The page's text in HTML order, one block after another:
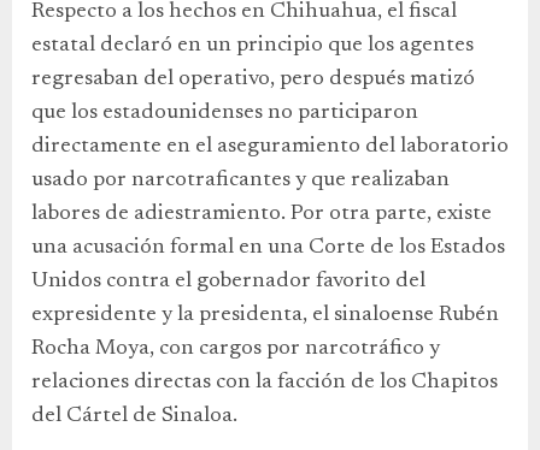
Respecto a los hechos en Chihuahua, el fiscal
estatal declaró en un principio que los agentes
regresaban del operativo, pero después matizó
que los estadounidenses no participaron
directamente en el aseguramiento del laboratorio
usado por narcotraficantes y que realizaban
labores de adiestramiento. Por otra parte, existe
una acusación formal en una Corte de los Estados
Unidos contra el gobernador favorito del
expresidente y la presidenta, el sinaloense Rubén
Rocha Moya, con cargos por narcotráfico y
relaciones directas con la facción de los Chapitos
del Cártel de Sinaloa.